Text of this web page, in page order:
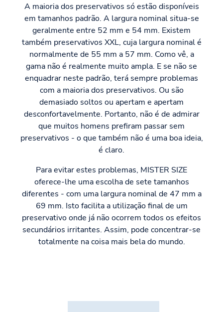
A maioria dos preservativos só estão disponíveis
em tamanhos padrão. A largura nominal situa-se
geralmente entre 52 mm e 54 mm. Existem
também preservativos XXL, cuja largura nominal é
normalmente de 55 mm a 57 mm. Como vê, a
gama não é realmente muito ampla. E se não se
enquadrar neste padrão, terá sempre problemas
com a maioria dos preservativos. Ou são
demasiado soltos ou apertam e apertam
desconfortavelmente. Portanto, não é de admirar
que muitos homens prefiram passar sem
preservativos - o que também não é uma boa ideia,
é claro.
Para evitar estes problemas, MISTER SIZE
oferece-lhe uma escolha de sete tamanhos
diferentes - com uma largura nominal de 47 mm a
69 mm. Isto facilita a utilização final de um
preservativo onde já não ocorrem todos os efeitos
secundários irritantes. Assim, pode concentrar-se
totalmente na coisa mais bela do mundo.